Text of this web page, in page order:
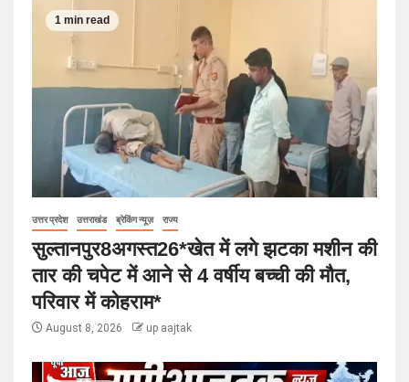
1 min read
उत्तर प्रदेश उत्तराखंड ब्रेकिंग न्यूज़ राज्य
सुल्तानपुर8अगस्त26*खेत में लगे झटका मशीन की
तार की चपेट में आने से 4 वर्षीय बच्ची की मौत,
परिवार में कोहराम*
August 8, 2026 up aajtak